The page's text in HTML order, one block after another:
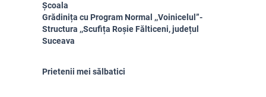
Școala
Grădinița cu Program Normal ,,Voinicelul”-
Structura ,,Scufița Roșie Fălticeni, județul
Suceava
Prietenii mei sălbatici